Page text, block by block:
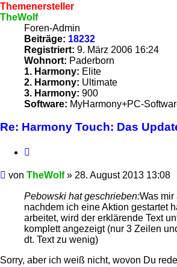
Themenersteller
TheWolf
Foren-Admin
Beiträge: 18232
Registriert: 9. März 2006 16:24
Wohnort: Paderborn
1. Harmony: Elite
2. Harmony: Ultimate
3. Harmony: 900
Software: MyHarmony+PC-
Re: Harmony Touch: Das
Beitrag
von TheWolf» 28. August 2013 13:08
Pebowski hat geschrieben:Was mir
nachdem ich eine Aktion gestartet
arbeitet, wird der erklärende Text
komplett angezeigt (nur 3 Zeilen
dt. Text zu wenig)
Sorry, aber ich weiß nicht, wovon Du